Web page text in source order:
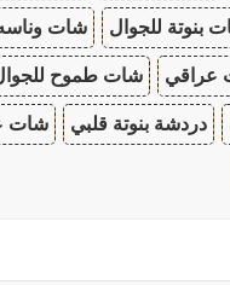
بنوتة للجوال شات وناسه
عراقي شات طموح
دردشة بنوتة قلبي شات